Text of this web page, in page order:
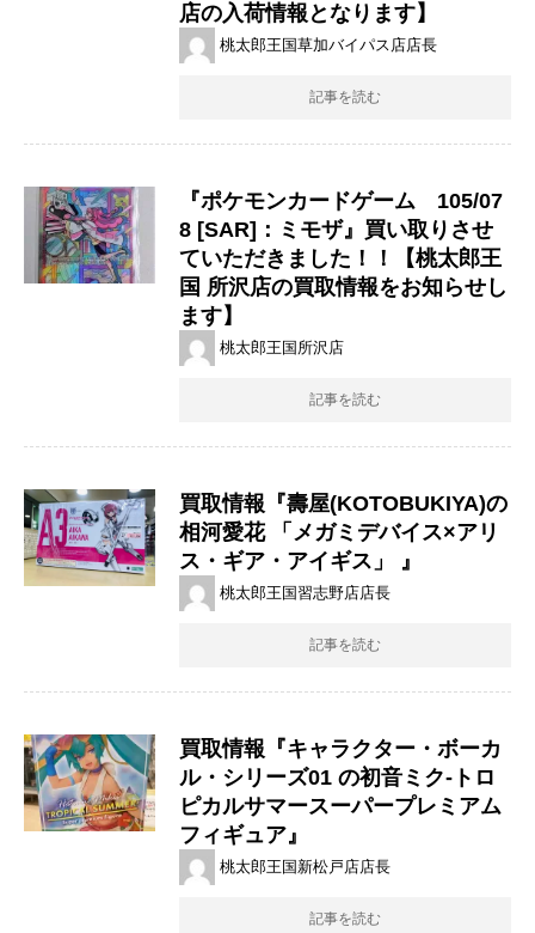
店の入荷情報となります】
桃太郎王国草加バイパス店店長
記事を読む
『ポケモンカードゲーム 105/07
8 ​[SAR]：ミモザ』買い取りさせ
ていただきました！！【桃太郎王
国 所沢店の買取情報をお知らせし
ます】
桃太郎王国所沢店
記事を読む
買取情報『壽屋(KOTOBUKIYA)の
相河愛花 ​「メガミデバイス×アリ
ス・ギア・アイギス」 ​』
桃太郎王国習志野店店長
記事を読む
買取情報『キャラクター・ボーカ
ル・シリーズ01 ​の初音ミク-トロ
ピカルサマースーパープレミアム
フィギュア』
桃太郎王国新松戸店店長
記事を読む